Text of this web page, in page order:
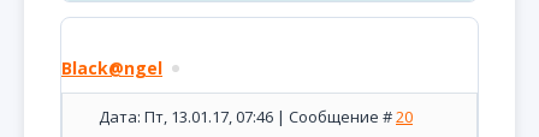
Black@ngel
Дата: Пт, 13.01.17, 07:46 | Сообщение #20